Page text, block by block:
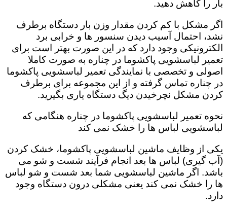
بار را کاهش دهید‌.
اگر مشکل با کم کردن مقدار وزن بار دستگاه برطرف
نشد، احتمال آسیب دیدن سنسور ها و خرابی برد
الکترونیکی وجود دارد که در این صورت بهتر است برای
تعمیر لباسشویی پاکشوما در چناره به صورت کاملا
اصولی و تخصصی با نمایندگی تعمیر لباسشویی پاکشوما
در چناره تماس گرفته و از این مجموعه برای برطرف
کردن مشکل نچرخیدن دیگ دستگاه یاری بگیرید.
نحوه تعمیر لباسشویی پاکشوما در چناره هنگامی که
لباسشویی لباس ها را خشک نمی کند
یکی از وظایف ماشین لباسشویی پاکشوما، خشک کردن
(آب گیری) لباس ها بعد انجام فرآیند شست و شو می
باشد. اگر ماشین لباسشویی شما بعد شست و شو لباس
ها را خشک نمی کند یعنی مشکلی درون دستگاه وجود
دارد.